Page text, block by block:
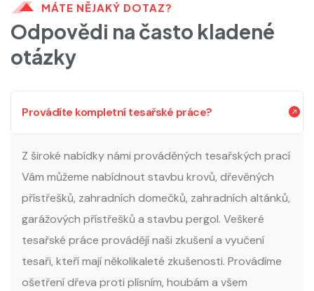
MÁTE NĚJAKÝ DOTAZ?
Odpovědi na často kladené
otázky
Provádíte kompletní tesařské práce?
Z široké nabídky námi prováděných tesařských prací
Vám můžeme nabídnout stavbu krovů, dřevěných
přístřešků, zahradních domečků, zahradních altánků,
garážových přístřešků a stavbu pergol. Veškeré
tesařské práce provádějí naši zkušení a vyučení
tesaři, kteří mají několikaleté zkušenosti. Provádíme
ošetření dřeva proti plísním, houbám a všem